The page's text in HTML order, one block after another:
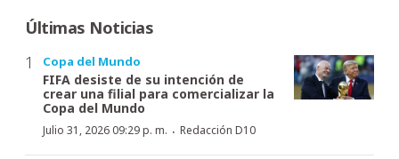
Últimas Noticias
Copa del Mundo
FIFA desiste de su intención de
crear una filial para comercializar la
Copa del Mundo
Julio 31, 2026 09:29 p. m. · Redacción D10